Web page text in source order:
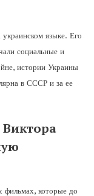
языке. Его
социальные и
истории Украины
в СССР и за ее
фильмах, которые до